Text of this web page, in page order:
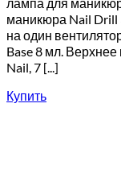
маникюра Nail
на один
Base 8 мл.
Nail, 7 [...]
Купить